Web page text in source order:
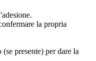
la propria
presente) per dare la